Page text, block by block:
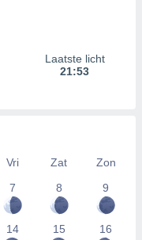
Laatste licht
21:53
Vri Zat
Zon
7 8 9
14 15 16